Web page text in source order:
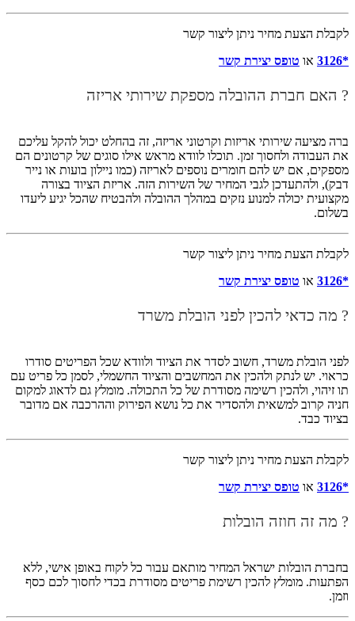
לקבלת הצעת מחיר ניתן ליצור קשר
*3126
או טופס יצירת קשר
? האם חברת ההובלה מספקת שירותי אריזה
ברה מציעה שירותי אריזות וקרטוני אריזה, זה בהחלט יכול להקל עליכם
את העבודה ולחסוך זמן. תוכלו לוודא מראש אילו סוגים של קרטונים הם
מספקים, אם יש להם חומרים נוספים לאריזה (כמו ניילון בועות או נייר
דבק), ולהתעדכן לגבי המחיר של השירות הזה. אריזת הציוד בצורה
מקצועית יכולה למנוע נזקים במהלך ההובלה ולהבטיח שהכל יגיע ליעדו
בשלום.
לקבלת הצעת מחיר ניתן ליצור קשר
*3126
או טופס יצירת קשר
? מה כדאי להכין לפני הובלת משרד
לפני הובלת משרד, חשוב לסדר את הציוד ולוודא שכל הפריטים סודרו
כראוי. יש לנתק ולהכין את המחשבים והציוד החשמלי, לסמן כל פריט עם
תו זיהוי, ולהכין רשימה מסודרת של כל התכולה. מומלץ גם לדאוג למקום
חניה קרוב למשאית ולהסדיר את כל נושא הפירוק וההרכבה אם מדובר
בציוד כבד.
לקבלת הצעת מחיר ניתן ליצור קשר
*3126
או טופס יצירת קשר
? מה זה חוזה הובלות
בחברת הובלות ישראל המחיר מותאם עבור כל לקוח באופן אישי, ללא
הפתעות. מומלץ להכין רשימת פריטים מסודרת בכדי לחסוך לכם כסף
וזמן.